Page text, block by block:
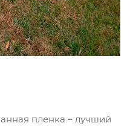
пленка – лучший